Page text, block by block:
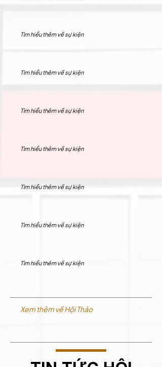
Tìm hiểu thêm về sự kiện
Tìm hiểu thêm về sự kiện
Tìm hiểu thêm về sự kiện
Tìm hiểu thêm về sự kiện
Tìm hiểu thêm về sự kiện
Tìm hiểu thêm về sự kiện
Tìm hiểu thêm về sự kiện
Xem thêm về Hội Thảo